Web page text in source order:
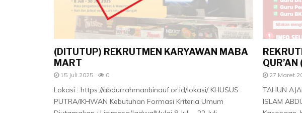
(DITUTUP) REKRUTMEN KARYAWAN MABA
MART
15 Juli 2025 0
Lokasi : https://abdurrahmanbinauf.or.id/lokasi/ KHUSUS
PUTRA/IKHWAN Kebutuhan Formasi Kriteria Umum
27 Maret
TAHUN
ISLAM